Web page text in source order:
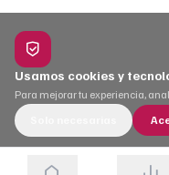
Usamos cookies y
Para mejorar tu experiencia,